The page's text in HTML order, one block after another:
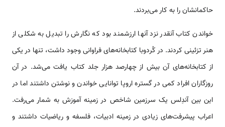
حاکمانشان را به کار می‌بردند.
خواندن کتاب آنقدر نزد آنها ارزشمند بود که نگارش را تبدیل به شکلی از
هنر تزئینی کردند. در کُردوبا کتابخانه‌های فراوانی وجود داشت، تنها در یکی
از کتابخانه‌های آن بیش از چهارصد هزار جلد کتاب یافت می‌شد. در آن
روزگاران افراد کمی در گستره اروپا توانایی خواندن و نوشتن داشتند اما در
این بین آندِلس یک سرزمین شاخص در زمینه آموزش به شمار می‌رفت.
اعراب پیشرفت‌های زیادی در زمینه ادبیات، فلسفه و ریاضیات داشتند و